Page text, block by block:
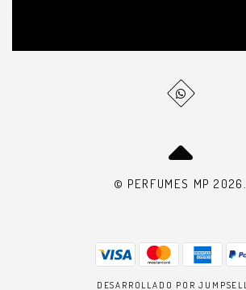
© PERFUMES MP 2026.
DESARROLLADO POR